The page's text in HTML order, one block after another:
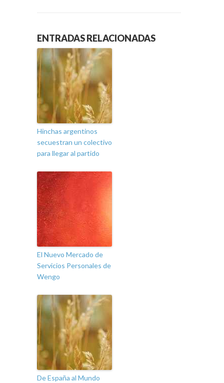
ENTRADAS RELACIONADAS
Hinchas argentinos
secuestran un colectivo
para llegar al partido
El Nuevo Mercado de
Servicios Personales de
Wengo
De España al Mundo